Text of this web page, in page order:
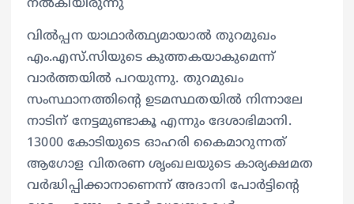
നൽകിയിരുന്നു
വിൽപ്പന യാഥാർത്ഥ്യമായാൽ തുറമുഖം
എം.എസ്.സിയുടെ കുത്തകയാകുമെന്ന്
വാർത്തയിൽ പറയുന്നു. ‌‌‌തുറമുഖം
സംസ്ഥാനത്തിന്റെ ഉടമസ്ഥതയിൽ നിന്നാലേ
നാടിന് നേട്ടമുണ്ടാകൂ എന്നും ദേശാഭിമാനി.
13000 കോടിയുടെ ഓഹരി കൈമാറുന്നത്
ആഗോള വിതരണ ശൃംഖലയുടെ കാര്യക്ഷമത
വർദ്ധിപ്പിക്കാനാണെന്ന് അദാനി പോർട്ടിന്റെ